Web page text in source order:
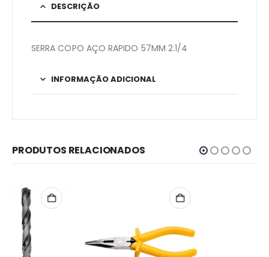
DESCRIÇÃO
SERRA COPO AÇO RAPIDO 57MM 2.1/4
INFORMAÇÃO ADICIONAL
PRODUTOS RELACIONADOS